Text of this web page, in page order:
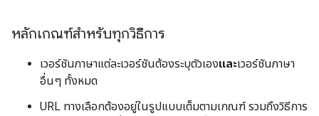
หลักเกณฑ์สำหรับทุกวิธีการ
เวอร์ชันภาษาแต่ละเวอร์ชันต้องระบุตัวเองและเวอร์ชันภาษา
อื่นๆ ทั้งหมด
URL ทางเลือกต้องอยู่ในรูปแบบเต็มตามเกณฑ์ รวมถึงวิธีการ